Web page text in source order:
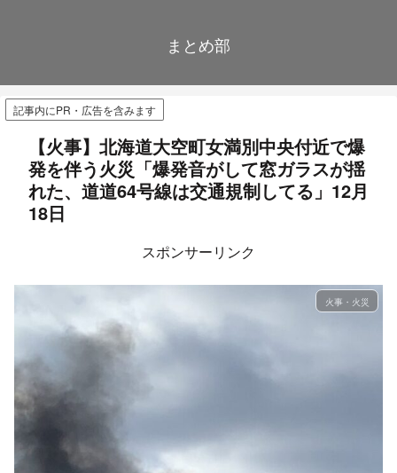
まとめ部
記事内にPR・広告を含みます
【火事】北海道大空町女満別中央付近で爆
発を伴う火災「爆発音がして窓ガラスが揺
れた、道道64号線は交通規制してる」12月
18日
スポンサーリンク
火事・火災